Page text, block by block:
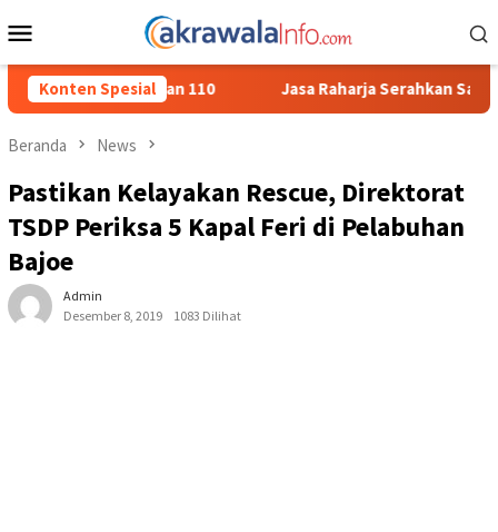
ke
Mobile
Konten Spesial
Jasa Raharja Serahkan Santunan kepada Ahli Waris
Beranda News
Pastikan Kelayakan Rescue, Direktorat
TSDP Periksa 5 Kapal Feri di Pelabuhan
Bajoe
Admin
Desember 8, 2019
1083 Dilihat